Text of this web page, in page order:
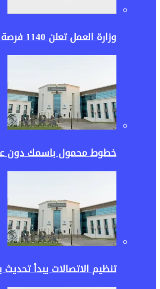
وزارة العمل تعلن 1140 فرصة عمل للشباب.. وظائف برواتب تصل لـ30 ألف جنيه وشروط التقديم
خطوط محمول باسمك دون
تنظيم الاتصالات يبدأ